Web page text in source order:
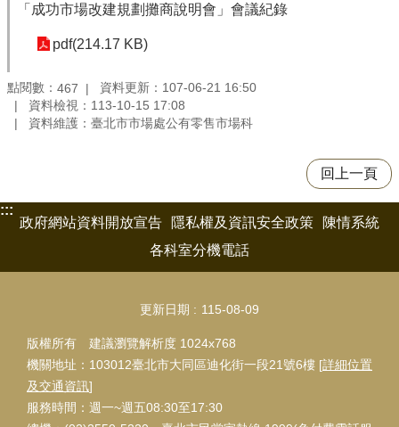
「成功市場改建規劃攤商說明會」會議紀錄
pdf(214.17 KB)
點閱數： 467
資料更新：107-06-21 16:50
資料檢視：113-10-15 17:08
資料維護：臺北市市場處公有零售市場科
回上一頁
:::
政府網站資料開放宣告
隱私權及資訊安全政策
陳情系統
各科室分機電話
更新日期 115-08-09
版權所有 建議瀏覽解析度 1024x768
機關地址：103012臺北市大同區迪化街一段21號6樓 [詳細位置
及交通資訊]
服務時間：週一~週五08:30至17:30